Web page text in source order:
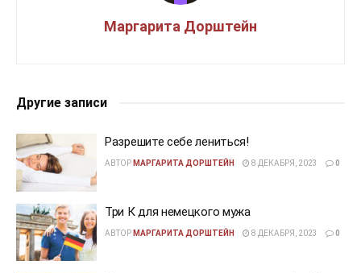
Маргарита Дорштейн
Другие записи
Разрешите себе лениться!
АВТОР МАРГАРИТА ДОРШТЕЙН 8 ДЕКАБРЯ, 2023 0
Три К для немецкого мужа
АВТОР МАРГАРИТА ДОРШТЕЙН 8 ДЕКАБРЯ, 2023 0